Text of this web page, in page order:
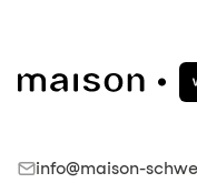
info@maison-